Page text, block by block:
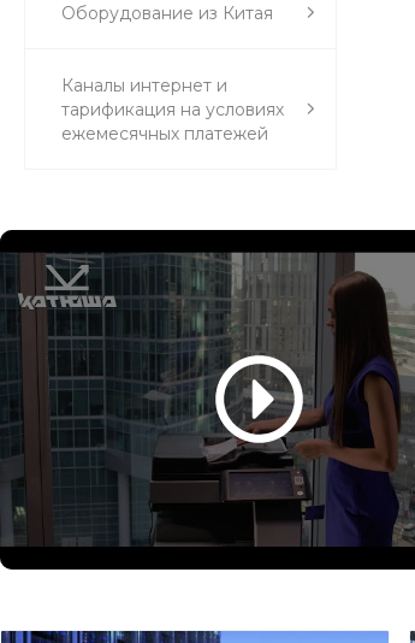
Оборудование из Китая
Каналы интернет и
тарификация на условиях
ежемесячных платежей